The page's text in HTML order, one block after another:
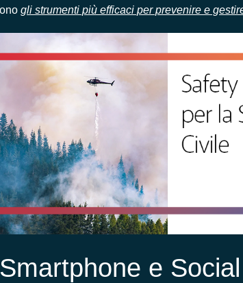
gli strumenti più efficaci per prevenire e
e